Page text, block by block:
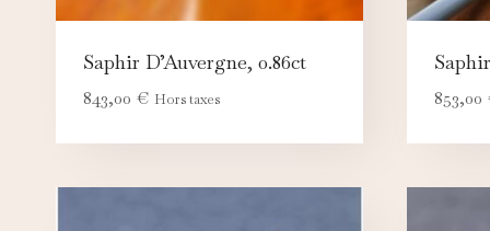
Saphir D’Auvergne, 0.86ct
843,00 € Hors taxes 853,00